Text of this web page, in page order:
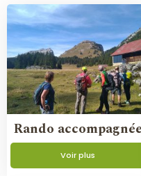
Rando accompagnée
Voir plus